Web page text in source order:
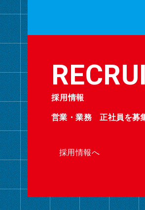
採用情報
営業・業務 正社員を募
採用情報へ